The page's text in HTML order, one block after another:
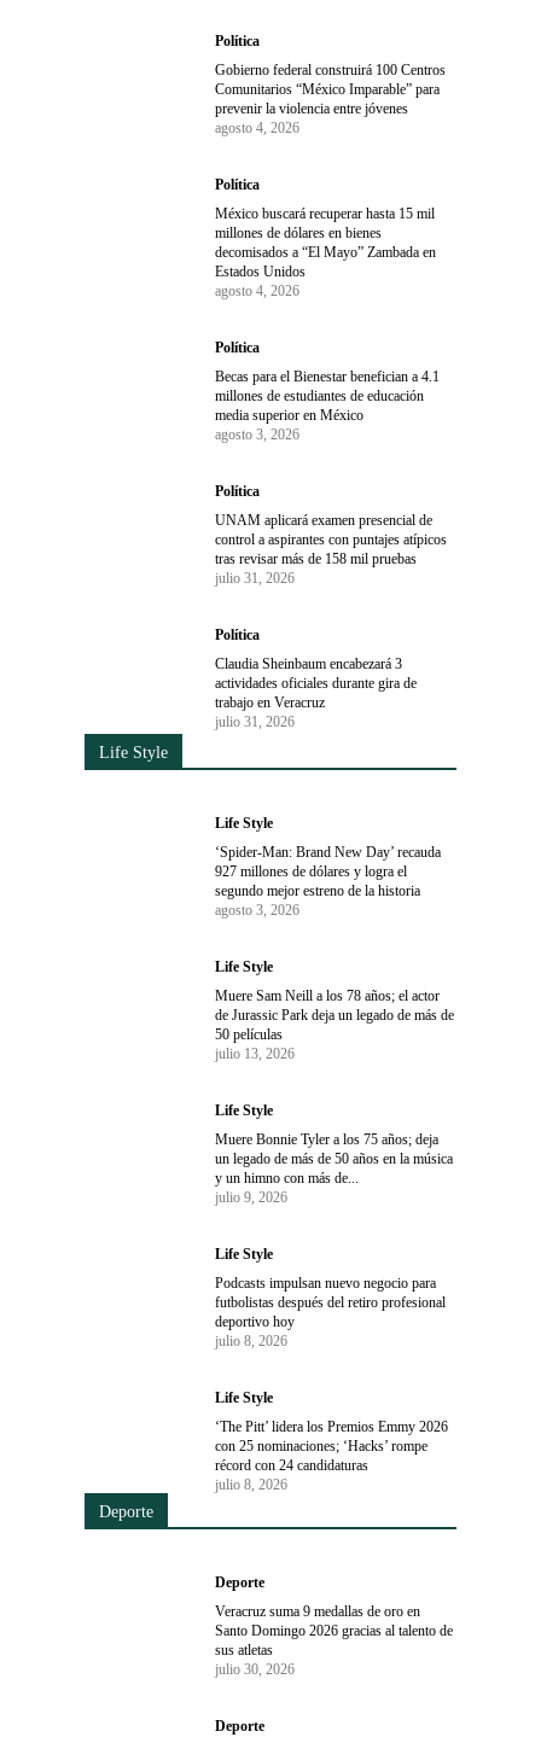
Política
Gobierno federal construirá 100 Centros
Comunitarios “México Imparable” para
prevenir la violencia entre jóvenes
agosto 4, 2026
Política
México buscará recuperar hasta 15 mil
millones de dólares en bienes
decomisados a “El Mayo” Zambada en
Estados Unidos
agosto 4, 2026
Política
Becas para el Bienestar benefician a 4.1
millones de estudiantes de educación
media superior en México
agosto 3, 2026
Política
UNAM aplicará examen presencial de
control a aspirantes con puntajes atípicos
tras revisar más de 158 mil pruebas
julio 31, 2026
Política
Claudia Sheinbaum encabezará 3
actividades oficiales durante gira de
trabajo en Veracruz
julio 31, 2026
Life Style
Life Style
‘Spider-Man: Brand New Day’ recauda
927 millones de dólares y logra el
segundo mejor estreno de la historia
agosto 3, 2026
Life Style
Muere Sam Neill a los 78 años; el actor
de Jurassic Park deja un legado de más de
50 películas
julio 13, 2026
Life Style
Muere Bonnie Tyler a los 75 años; deja
un legado de más de 50 años en la música
y un himno con más de...
julio 9, 2026
Life Style
Podcasts impulsan nuevo negocio para
futbolistas después del retiro profesional
deportivo hoy
julio 8, 2026
Life Style
‘The Pitt’ lidera los Premios Emmy 2026
con 25 nominaciones; ‘Hacks’ rompe
récord con 24 candidaturas
julio 8, 2026
Deporte
Deporte
Veracruz suma 9 medallas de oro en
Santo Domingo 2026 gracias al talento de
sus atletas
julio 30, 2026
Deporte